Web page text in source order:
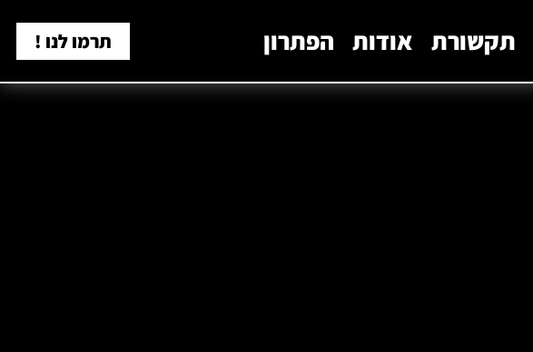
תקשורת אודות הפתרון תרמו לנו !